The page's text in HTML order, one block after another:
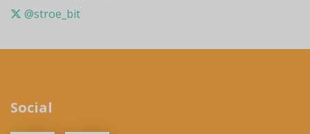
@stroe_bit
Social